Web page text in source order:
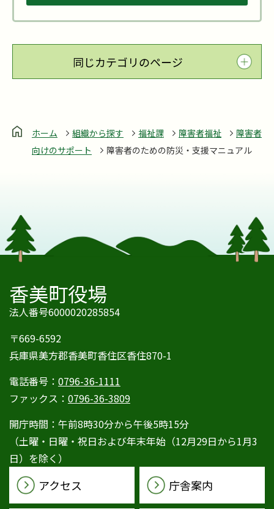
同じカテゴリのページ
ホーム 組織から探す 福祉課 障害者福祉
障害者
向けのサポート
障害者のための防災・支援マニュアル
香美町役場
法人番号6000020285854
〒669-6592
兵庫県美方郡香美町香住区香住870-1
電話番号： 0796-36-1111
ファックス： 0796-36-3809
開庁時間：午前8時30分から午後5時15分
（土曜・日曜・祝日および年末年始（12月29日から1月3
日）を除く）
アクセス 庁舎案内